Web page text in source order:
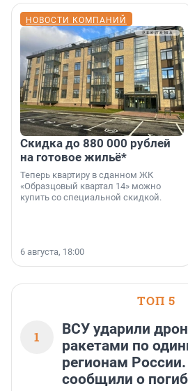
НОВОСТИ КОМПАНИЙ
Скидка до 880 000 рублей
на готовое жильё*
Теперь квартиру в сданном ЖК
«Образцовый квартал 14» можно
купить со специальной скидкой.
6 августа, 18:00
ТОП 5
1
ВСУ ударили
ракетами по
регионам
сообщили о